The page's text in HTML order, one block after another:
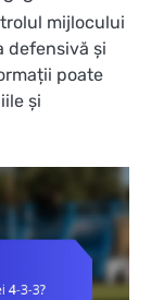
mijlocului
defensivă și
poate
și